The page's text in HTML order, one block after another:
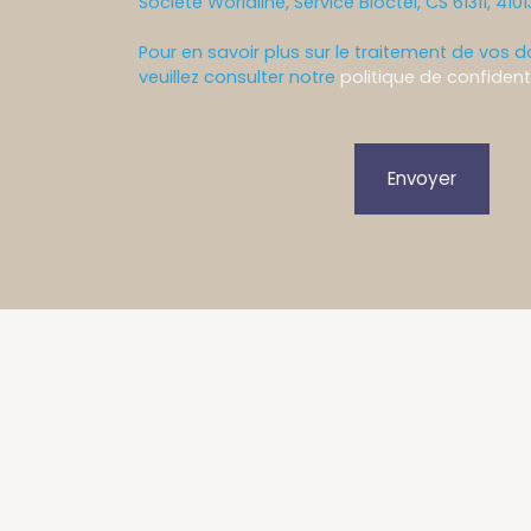
Pour en savoir plus sur le traitement de vos
veuillez consulter notre politique de
Envoyer